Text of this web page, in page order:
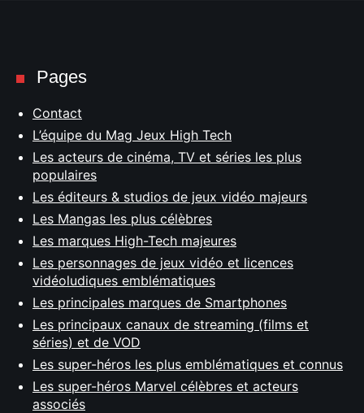
Pages
Contact
L’équipe du Mag Jeux High Tech
Les acteurs de cinéma, TV et séries les plus
populaires
Les éditeurs & studios de jeux vidéo majeurs
Les Mangas les plus célèbres
Les marques High-Tech majeures
Les personnages de jeux vidéo et licences
vidéoludiques emblématiques
Les principales marques de Smartphones
Les principaux canaux de streaming (films et
séries) et de VOD
Les super-héros les plus emblématiques et connus
Les super-héros Marvel célèbres et acteurs
associés